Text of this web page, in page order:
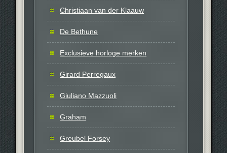
Christiaan van der Klaauw
De Bethune
Exclusieve horloge merken
Girard Perregaux
Giuliano Mazzuoli
Graham
Greubel Forsey